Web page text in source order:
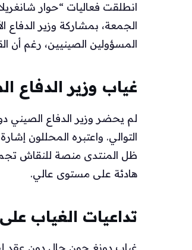
انطلقت فعاليات “حوار
الجمعة، بمشاركة وزير
المسؤولين الصينيين، رغم أن
غياب وزير الدفاع
لم يحضر وزير الدفاع الصيني
التوالي. واعتبره المحللون
هادئة على مستوى عالي.
تداعيات الغياب